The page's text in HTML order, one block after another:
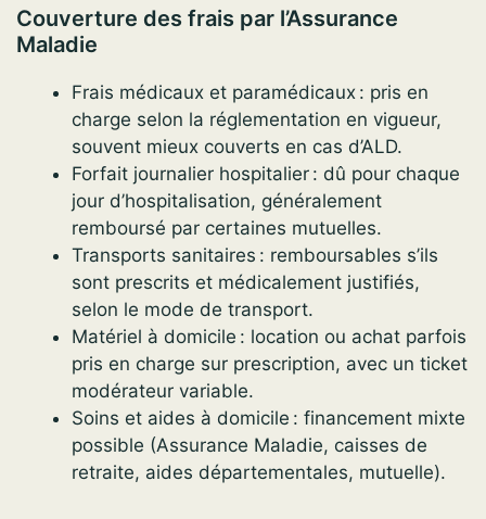
Couverture des frais par l’Assurance
Maladie
Frais médicaux et paramédicaux : pris en
charge selon la réglementation en vigueur,
souvent mieux couverts en cas d’ALD.
Forfait journalier hospitalier : dû pour chaque
jour d’hospitalisation, généralement
remboursé par certaines mutuelles.
Transports sanitaires : remboursables s’ils
sont prescrits et médicalement justifiés,
selon le mode de transport.
Matériel à domicile : location ou achat parfois
pris en charge sur prescription, avec un ticket
modérateur variable.
Soins et aides à domicile : financement mixte
possible (Assurance Maladie, caisses de
retraite, aides départementales, mutuelle).